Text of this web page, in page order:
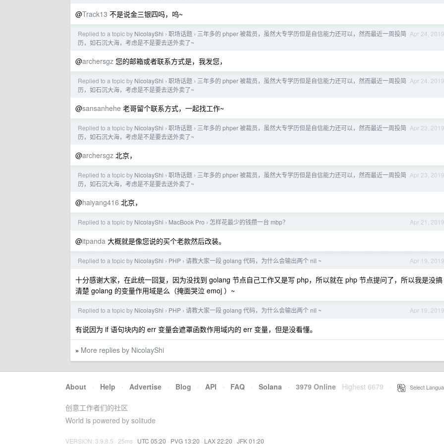
@Track13 不是说金三银四吗，呜~
Apr 24, 2019
Replied to a topic by NicolayShi › 职场话题 › 三年多的 phper 被裁员，虽然大专学历但是自信能力还可以，然而最近一周投简
历，如石沉大海，考虑是不是要去送外卖了~
@archersgz 您的邮箱或者联系方式是，我发您，
Apr 24, 2019
Replied to a topic by NicolayShi › 职场话题 › 三年多的 phper 被裁员，虽然大专学历但是自信能力还可以，然而最近一周投简
历，如石沉大海，考虑是不是要去送外卖了~
@sansanhehe 老哥留个联系方式，一起找工作~
Apr 23, 2019
Replied to a topic by NicolayShi › 职场话题 › 三年多的 phper 被裁员，虽然大专学历但是自信能力还可以，然而最近一周投简
历，如石沉大海，考虑是不是要去送外卖了~
@archersgz 北京，
Apr 23, 2019
Replied to a topic by NicolayShi › 职场话题 › 三年多的 phper 被裁员，虽然大专学历但是自信能力还可以，然而最近一周投简
历，如石沉大海，考虑是不是要去送外卖了~
@haiyang416 北京，
Apr 21, 2019
Replied to a topic by NicolayShi › MacBook Pro › 怎样花最少的钱攒一台 mbp？
@itpanda 大概就是像您说的买个老款然后改装。
Apr 19, 2019
Replied to a topic by NicolayShi › PHP › 请教大家一段 golang 代码，为什么会输出两个 nil ~
十分感谢大家，在此统一回复，因为没找到 golang 节点自己工作又是写 php，所以就在 php 节点提问了，所以我是没搞
清楚 golang 的变量作用域是么（掩面哭泣 emoj ）~
Apr 19, 2019
Replied to a topic by NicolayShi › PHP › 请教大家一段 golang 代码，为什么会输出两个 nil ~
有说因为 if 语句块内的 err 变量会遮罩函数作用域内的 err 变量，但是没看懂。
» More replies by NicolayShi
About · Help · Advertise · Blog · API · FAQ · Solana · 3979 Online Highest 6679 Select
创意工作者们的社区
World is powered by solitude
VERSION: 3.9.8.5 · 25ms · UTC 05:20 · PVG 13:20 · LAX 22:20 · JFK 01:20